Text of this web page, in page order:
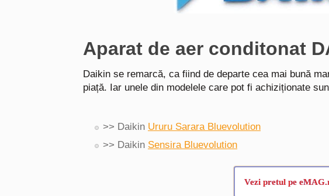
Aparat de aer conditonat
Daikin se remarcă, ca fiind de departe cea mai bună
piață. Iar unele din modelele care pot fi achiziționate
>> Daikin Ururu Sarara Bluevolution
>> Daikin Sensira Bluevolution
Vezi pretul pe